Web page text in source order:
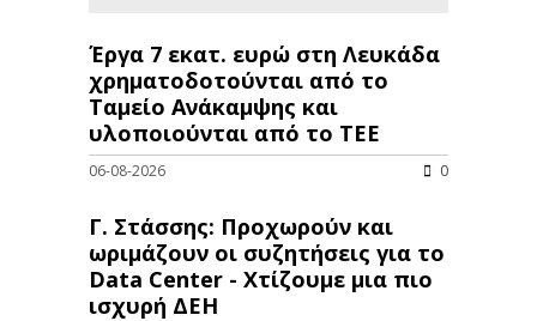
Έργα 7 εκατ. ευρώ στη Λευκάδα
χρηματοδοτούνται από το
Ταμείο Ανάκαμψης και
υλοποιούνται από το ΤΕΕ
06-08-2026 0
Γ. Στάσσης: Προχωρούν και
ωριμάζουν οι συζητήσεις για το
Data Center - Χτίζουμε μια πιο
ισχυρή ΔΕΗ